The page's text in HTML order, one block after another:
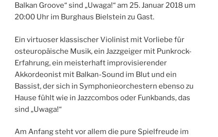
Balkan Groove“ sind „Uwaga!“ am 25. Januar 2018 um
20:00 Uhr im Burghaus Bielstein zu Gast.
Ein virtuoser klassischer Violinist mit Vorliebe für
osteuropäische Musik, ein Jazzgeiger mit Punkrock-
Erfahrung, ein meisterhaft improvisierender
Akkordeonist mit Balkan-Sound im Blut und ein
Bassist, der sich in Symphonieorchestern ebenso zu
Hause fühlt wie in Jazzcombos oder Funkbands, das
sind „Uwaga!“
Am Anfang steht vor allem die pure Spielfreude im